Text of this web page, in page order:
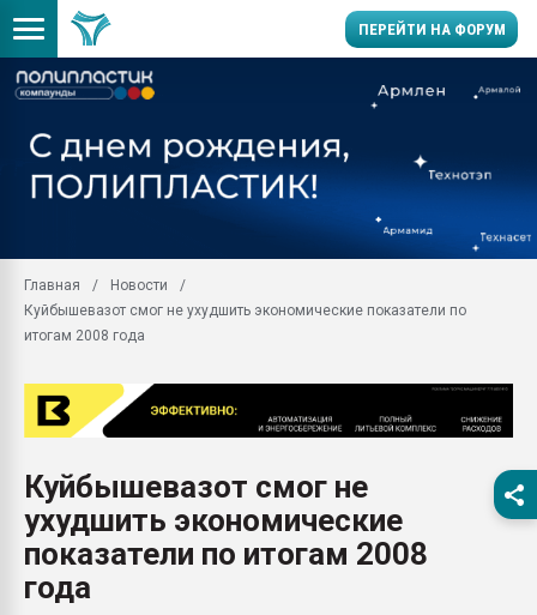
ПЕРЕЙТИ НА ФОРУМ
заводу пластмасс"
28.07.2026
первый план в
28.07.2026
ситуацией на
Всё, что касается
Главная
Новости
Куйбышевазот смог не ухудшить экономические показатели по
итогам 2008 года
Куйбышевазот смог не
ухудшить экономические
показатели по итогам 2008
года